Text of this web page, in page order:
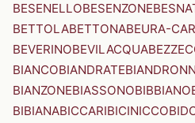
BESENELLOBESENZONE
BETTOLABETTONABEURA-
BEVERINOBEVILACQUA
BIANCOBIANDRATE
BIANZONEBIASSONOBIBBIANO
BIBIANABICCARIBICINICCO